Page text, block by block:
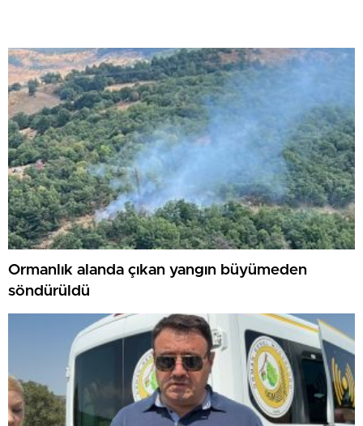
Ormanlık alanda çıkan yangın büyümeden
söndürüldü